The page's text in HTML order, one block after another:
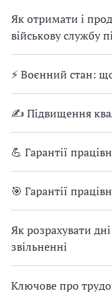
Як отримати і
військову службу
⚡ Воєнний стан:
✍ Підвищення
💪 Гарантії
🎯 Гарантії
Як розрахувати
звільненні
Ключове про